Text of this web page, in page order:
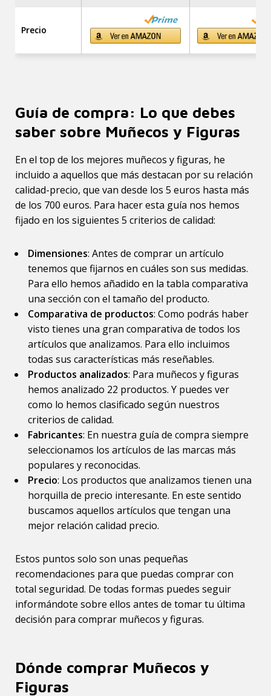
Precio
Guía de compra: Lo que debes
saber sobre Muñecos y Figuras
En el top de los mejores muñecos y figuras, he
incluido a aquellos que más destacan por su relación
calidad-precio, que van desde los 5 euros hasta más
de los 700 euros. Para hacer esta guía nos hemos
fijado en los siguientes 5 criterios de calidad:
Dimensiones: Antes de comprar un artículo
tenemos que fijarnos en cuáles son sus medidas.
Para ello hemos añadido en la tabla comparativa
una sección con el tamaño del producto.
Comparativa de productos: Como podrás haber
visto tienes una gran comparativa de todos los
artículos que analizamos. Para ello incluimos
todas sus características más reseñables.
Productos analizados: Para muñecos y figuras
hemos analizado 22 productos. Y puedes ver
como lo hemos clasificado según nuestros
criterios de calidad.
Fabricantes: En nuestra guía de compra siempre
seleccionamos los artículos de las marcas más
populares y reconocidas.
Precio: Los productos que analizamos tienen una
horquilla de precio interesante. En este sentido
buscamos aquellos artículos que tengan una
mejor relación calidad precio.
Estos puntos solo son unas pequeñas
recomendaciones para que puedas comprar con
total seguridad. De todas formas puedes seguir
informándote sobre ellos antes de tomar tu última
decisión para comprar muñecos y figuras.
Dónde comprar Muñecos y
Figuras